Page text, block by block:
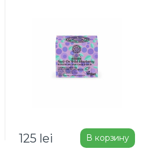
125 lei В корзину